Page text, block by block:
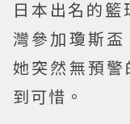
日本出名的
灣參加瓊斯
她突然無預
到可惜。